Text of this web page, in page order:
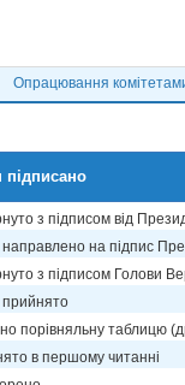
Опрацювання
підписано
з підписом від
на підпис
з підписом Голови
прийнято
порівняльну таблицю
в першому читанні